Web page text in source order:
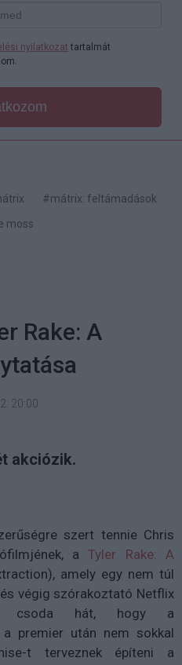
nyilatkozat tartalmát
#mátrix: feltámadások
moss
Rake: A
20:00
akciózik.
szert tennie Chris
aTyler Rake: A
amely egy nem túl
végig szórakoztató Netflix
csoda hát, hogy a
premier után nem sokkal
t terveznek építeni a